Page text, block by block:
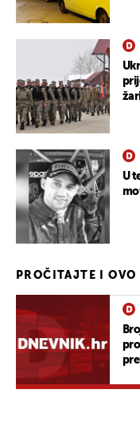
U
PROČITAJTE I OVO